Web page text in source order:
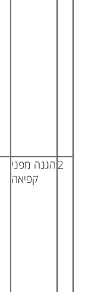
2 הגנה מפני
קפיאה